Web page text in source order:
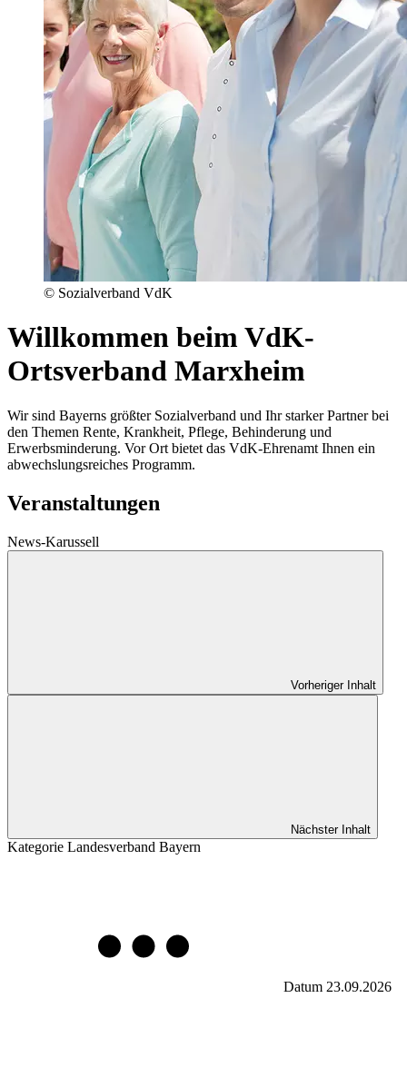
© Sozialverband VdK
Willkommen beim VdK-
Ortsverband Marxheim
Wir sind Bayerns größter Sozialverband und Ihr starker Partner bei
den Themen Rente, Krankheit, Pflege, Behinderung und
Erwerbsminderung. Vor Ort bietet das VdK-Ehrenamt Ihnen ein
abwechslungsreiches Programm.
Veranstaltungen
News-Karussell
Vorheriger Inhalt
Nächster Inhalt
Kategorie Landesverband Bayern
Datum 23.09.2026